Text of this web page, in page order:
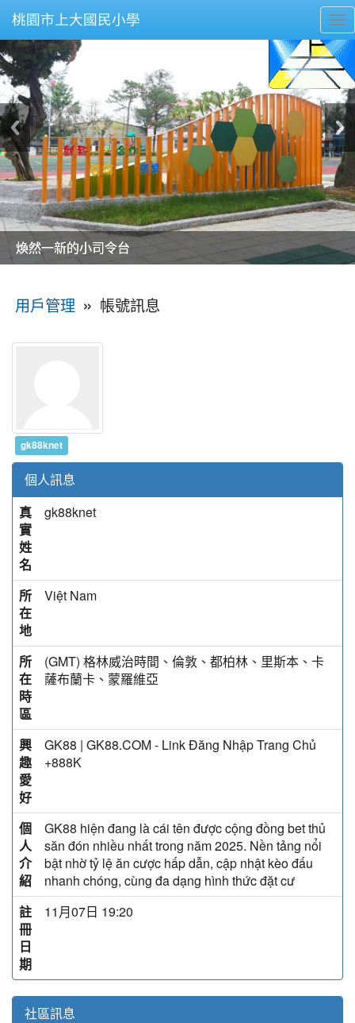
桃園市上大國民小學
美麗的操場是我們活力的來源
美麗的操場是我們活力的來源
煥然一新的小司令台
煥然一新的小司令台
富含桃園埤塘田園風光意象的中廊
富含桃園埤塘田園風光意象的中廊
嶄新的中庭廣場
嶄新的中庭廣場
水生池生生不息
水生池生生不息
用戶管理 » 帳號訊息
gk88knet
個人訊息
真
實
姓
名
gk88knet
所
在
地
Việt Nam
所
在
時
區
(GMT) 格林威治時間、倫敦、都柏林、里斯本、卡
薩布蘭卡、蒙羅維亞
興
趣
愛
好
GK88 | GK88.COM - Link Đăng Nhập Trang Chủ
+888K
個
人
介
紹
GK88 hiện đang là cái tên được cộng đồng bet thủ
săn đón nhiều nhất trong năm 2025. Nền tảng nổi
bật nhờ tỷ lệ ăn cược hấp dẫn, cập nhật kèo đấu
nhanh chóng, cùng đa dạng hình thức đặt cư
註
冊
日
期
11月07日 19:20
社區訊息